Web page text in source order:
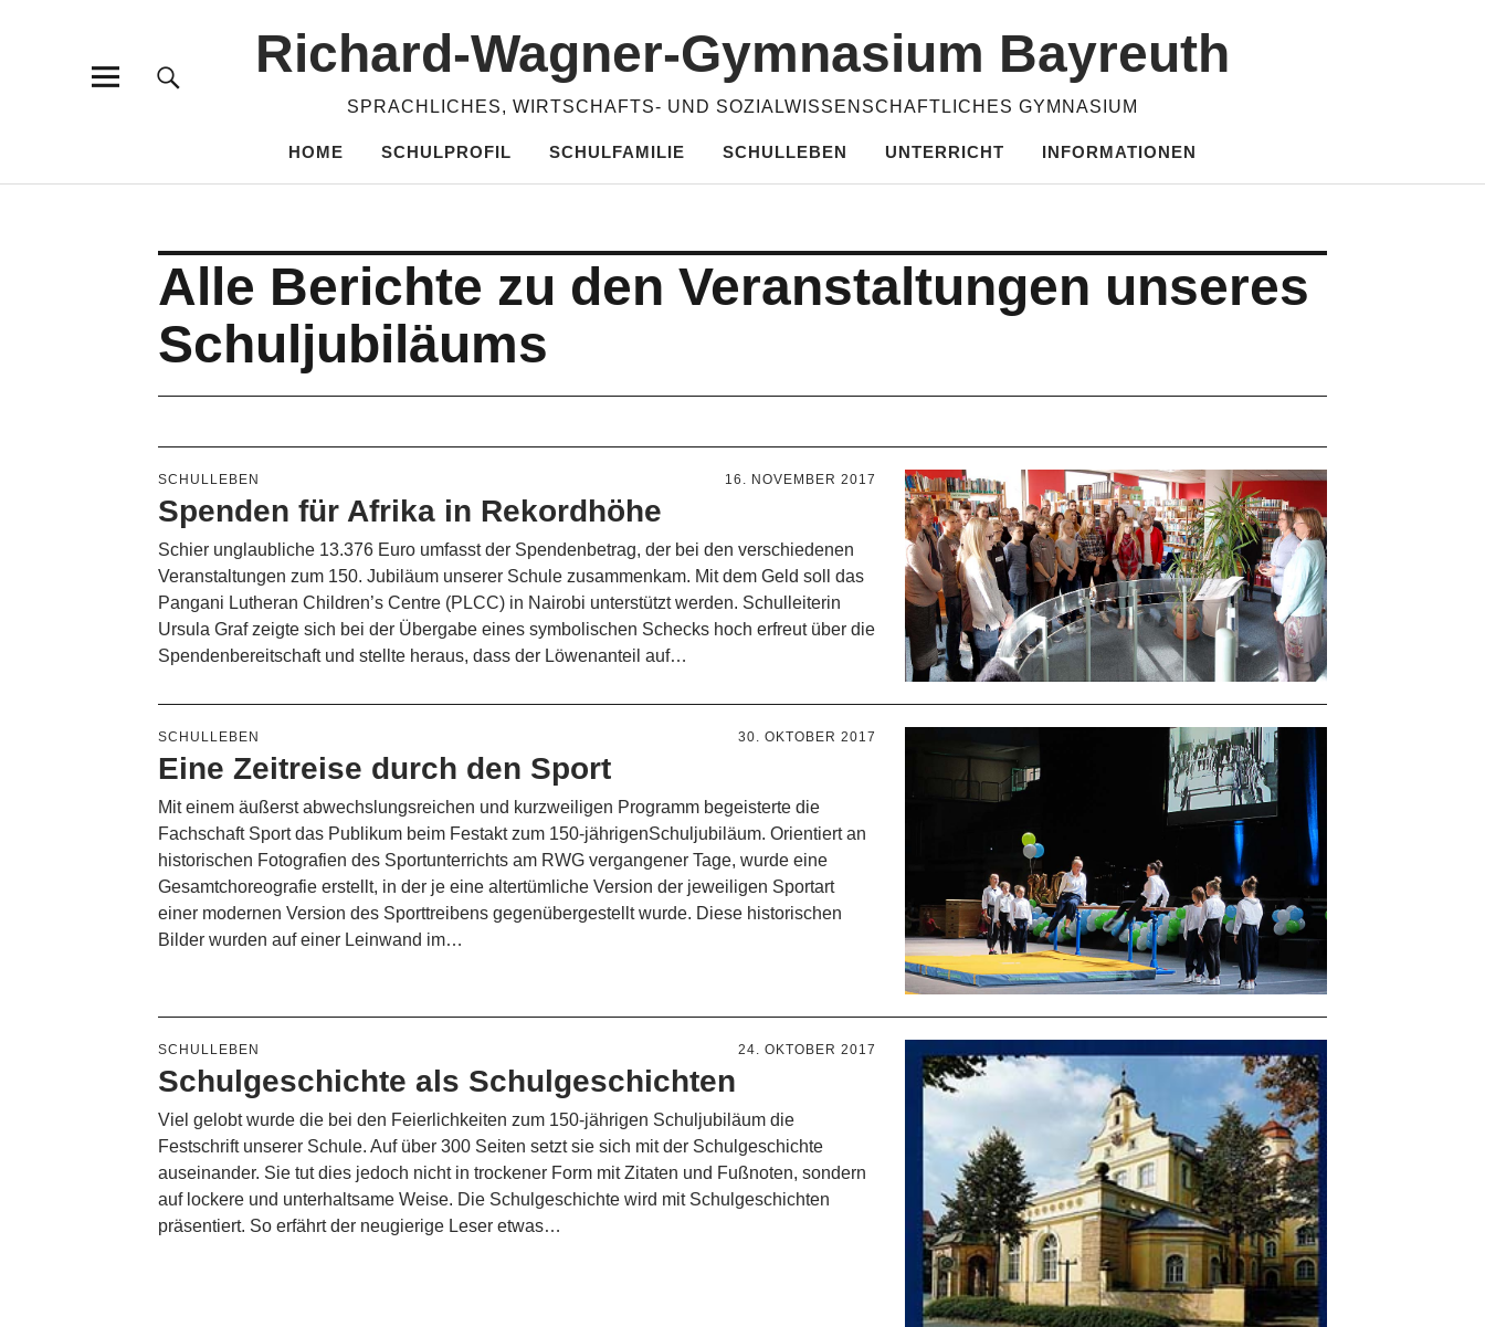
Richard-​​Wagner-​​Gymnasium Bayreuth
SPRACHLICHES, WIRTSCHAFTS- UND SOZIALWISSENSCHAFTLICHES GYMNASIUM
HOME SCHULPROFIL SCHULFAMILIE SCHULLEBEN UNTERRICHT INFORMATIONEN
Alle Berichte zu den Veran­staltungen unseres
Schuljubiläums
SCHULLEBEN 16. NOVEMBER 2017
Spenden für Afrika in Rekordhöhe
Schier unglaubliche 13.376 Euro umfasst der Spendenbetrag, der bei den verschiedenen
Veranstaltungen zum 150. Jubiläum unserer Schule zusammenkam. Mit dem Geld soll das
Pangani Lutheran Children’s Centre (PLCC) in Nairobi unterstützt werden. Schulleiterin
Ursula Graf zeigte sich bei der Übergabe eines symbolischen Schecks hoch erfreut über die
Spendenbereitschaft und stellte heraus, dass der Löwenanteil auf…
SCHULLEBEN 30. OKTOBER 2017
Eine Zeitreise durch den Sport
Mit einem äußerst abwechslungsreichen und kurzweiligen Programm begeisterte die
Fachschaft Sport das Publikum beim Festakt zum 150-jährigenSchuljubiläum. Orientiert an
historischen Fotografien des Sportunterrichts am RWG vergangener Tage, wurde eine
Gesamtchoreografie erstellt, in der je eine altertümliche Version der jeweiligen Sportart
einer modernen Version des Sporttreibens gegenübergestellt wurde. Diese historischen
Bilder wurden auf einer Leinwand im…
SCHULLEBEN 24. OKTOBER 2017
Schulgeschichte als Schulgeschichten
Viel gelobt wurde die bei den Feierlichkeiten zum 150-jährigen Schuljubiläum die
Festschrift unserer Schule. Auf über 300 Seiten setzt sie sich mit der Schulgeschichte
auseinander. Sie tut dies jedoch nicht in trockener Form mit Zitaten und Fußnoten, sondern
auf lockere und unterhaltsame Weise. Die Schulgeschichte wird mit Schulgeschichten
präsentiert. So erfährt der neugierige Leser etwas…